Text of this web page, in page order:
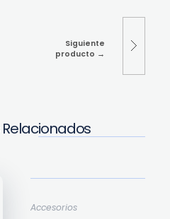
Siguiente
producto
Relacionados
Accesorios